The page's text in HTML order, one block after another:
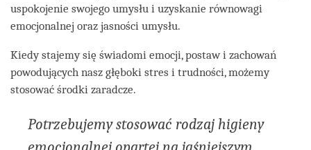
uspokojenie swojego umysłu i uzyskanie równowagi
emocjonalnej oraz jasności umysłu.
Kiedy stajemy się świadomi emocji, postaw i zachowań
powodujących nasz głęboki stres i trudności, możemy
stosować środki zaradcze.
Potrzebujemy stosować rodzaj higieny